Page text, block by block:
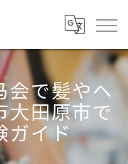
会で髪やヘ
大田原市で
ガイド